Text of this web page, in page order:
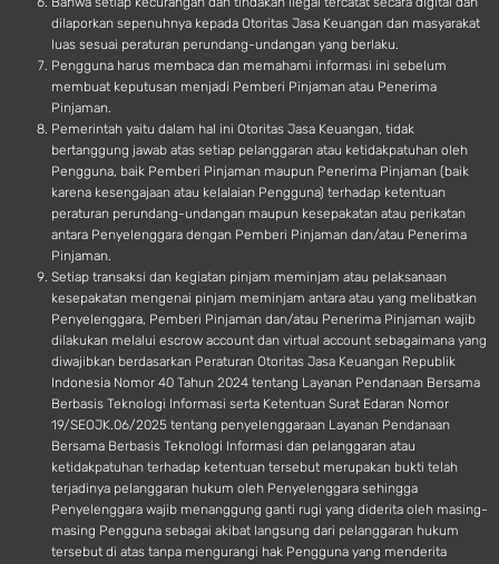
dilaporkan sepenuhnya kepada Otoritas Jasa Keuangan dan masyarakat
luas sesuai peraturan perundang-undangan yang berlaku.
Pengguna harus membaca dan memahami informasi ini sebelum
membuat keputusan menjadi Pemberi Pinjaman atau Penerima
Pinjaman.
Pemerintah yaitu dalam hal ini Otoritas Jasa Keuangan, tidak
bertanggung jawab atas setiap pelanggaran atau ketidakpatuhan oleh
Pengguna, baik Pemberi Pinjaman maupun Penerima Pinjaman (baik
karena kesengajaan atau kelalaian Pengguna) terhadap ketentuan
peraturan perundang-undangan maupun kesepakatan atau perikatan
antara Penyelenggara dengan Pemberi Pinjaman dan/atau Penerima
Pinjaman.
Setiap transaksi dan kegiatan pinjam meminjam atau pelaksanaan
kesepakatan mengenai pinjam meminjam antara atau yang melibatkan
Penyelenggara, Pemberi Pinjaman dan/atau Penerima Pinjaman wajib
dilakukan melalui escrow account dan virtual account sebagaimana yang
diwajibkan berdasarkan Peraturan Otoritas Jasa Keuangan Republik
Indonesia Nomor 40 Tahun 2024 tentang Layanan Pendanaan Bersama
Berbasis Teknologi Informasi serta Ketentuan Surat Edaran Nomor
19/SEOJK.06/2025 tentang penyelenggaraan Layanan Pendanaan
Bersama Berbasis Teknologi Informasi dan pelanggaran atau
ketidakpatuhan terhadap ketentuan tersebut merupakan bukti telah
terjadinya pelanggaran hukum oleh Penyelenggara sehingga
Penyelenggara wajib menanggung ganti rugi yang diderita oleh masing-
masing Pengguna sebagai akibat langsung dari pelanggaran hukum
tersebut di atas tanpa mengurangi hak Pengguna yang menderita